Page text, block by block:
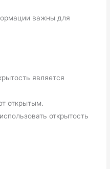
важны для
является
открытым.
открытость